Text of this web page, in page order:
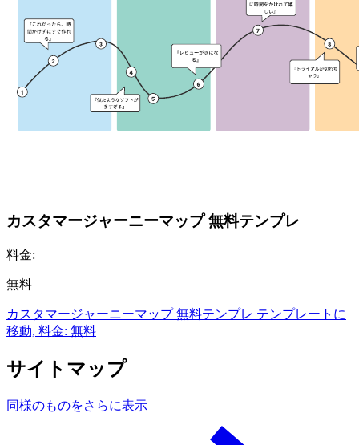
カスタマージャーニーマップ 無料テンプレ
料金:
無料
カスタマージャーニーマップ 無料テンプレ テンプレートに
移動, 料金: 無料
サイトマップ
同様のものをさらに表示